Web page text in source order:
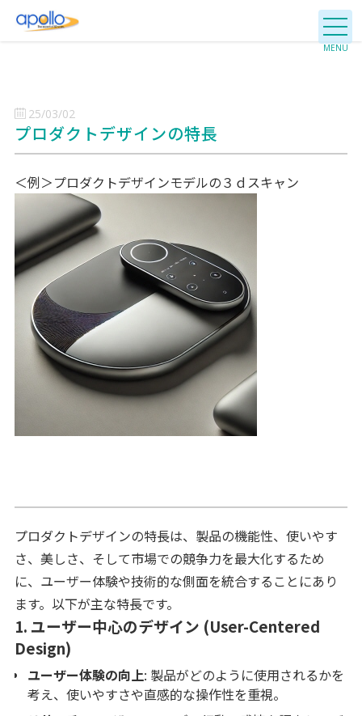
25/03/02
プロダクトデザインの特長
＜例＞プロダクトデザインモデルの３ｄスキャン
プロダクトデザインの特長は、製品の機能性、使いやす
さ、美しさ、そして市場での競争力を最大化するため
に、ユーザー体験や技術的な側面を統合することにあり
ます。以下が主な特長です。
1. ユーザー中心のデザイン (User-Centered
Design)
ユーザー体験の向上: 製品がどのように使用されるかを
考え、使いやすさや直感的な操作性を重視。